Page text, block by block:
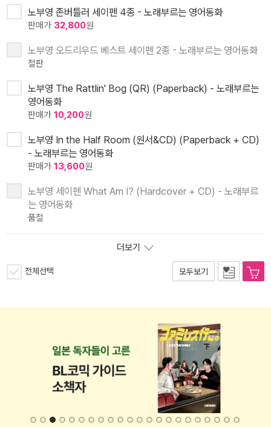
노부영 존버틀러 세이펜 4종 - 노래부르는 영어동화
판매가 32,800원
노부영 오드리우드 베스트 세이펜 2종 - 노래부르는 영어동화
절판
노부영 The Rattlin' Bog (QR) (Paperback) - 노래부르는
영어동화
판매가 10,200원
노부영 In the Half Room (원서&CD) (Paperback + CD)
- 노래부르는 영어동화
판매가 13,600원
노부영 세이펜 What Am I? (Hardcover + CD) - 노래부르
는 영어동화
품절
더보기
전체선택 모두보기